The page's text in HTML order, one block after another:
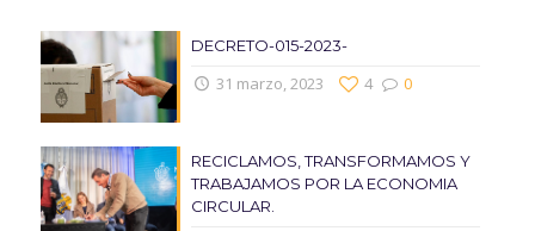
DECRETO-015-2023-
31 marzo, 2023 0
4
RECICLAMOS, TRANSFORMAMOS Y
TRABAJAMOS POR LA ECONOMIA
CIRCULAR.